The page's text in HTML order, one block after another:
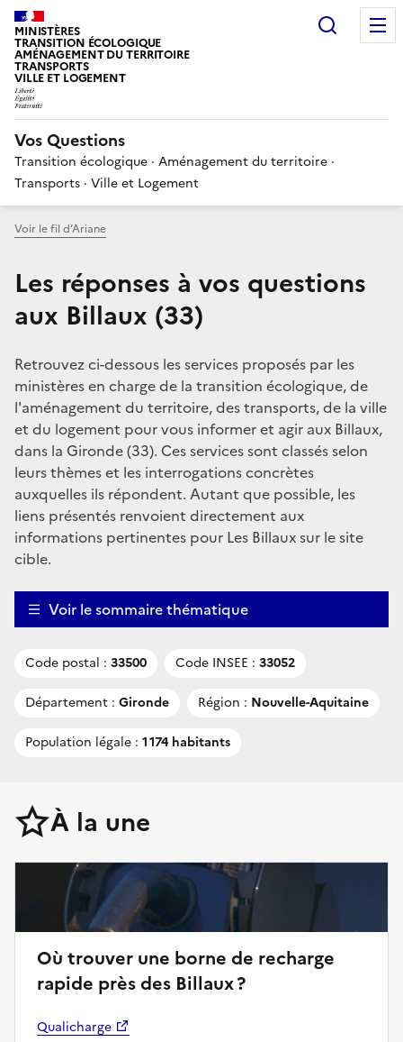
MINISTÈRES
TRANSITION ÉCOLOGIQUE
AMÉNAGEMENT DU TERRITOIRE
TRANSPORTS
VILLE ET LOGEMENT
Vos Questions
Transition écologique · Aménagement du territoire ·
Transports · Ville et Logement
Voir le fil d’Ariane
Les réponses à vos questions
aux Billaux (33)
Retrouvez ci-dessous les services proposés par les
ministères en charge de la transition écologique, de
l'aménagement du territoire, des transports, de la ville
et du logement pour vous informer et agir aux Billaux,
dans la Gironde (33). Ces services sont classés selon
leurs thèmes et les interrogations concrètes
auxquelles ils répondent. Autant que possible, les
liens présentés renvoient directement aux
informations pertinentes pour Les Billaux sur le site
cible.
Voir le sommaire thématique
Code postal : 33500 Code INSEE : 33052
Département : Gironde Région : Nouvelle-Aquitaine
Population légale : 1 174 habitants
À la une
Où trouver une borne de recharge
rapide près des Billaux ?
Qualicharge